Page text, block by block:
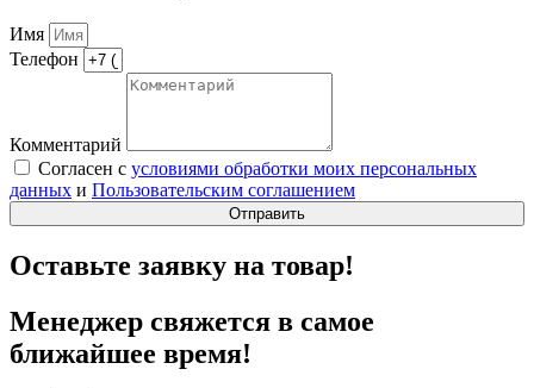
Имя
Телефон
Комментарий
Согласен с условиями обработки моих персональных
данных и Пользовательским соглашением
Отправить
Оставьте заявку на товар!
Менеджер свяжется в самое
ближайшее время!